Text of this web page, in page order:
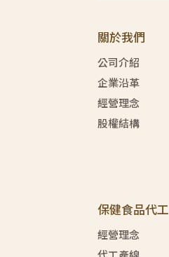
關於我們
公司介紹
企業沿革
經營理念
股權結構
保健食品代工
經營理念